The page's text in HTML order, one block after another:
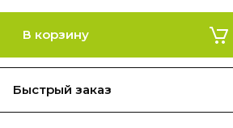
В корзину
Быстрый заказ